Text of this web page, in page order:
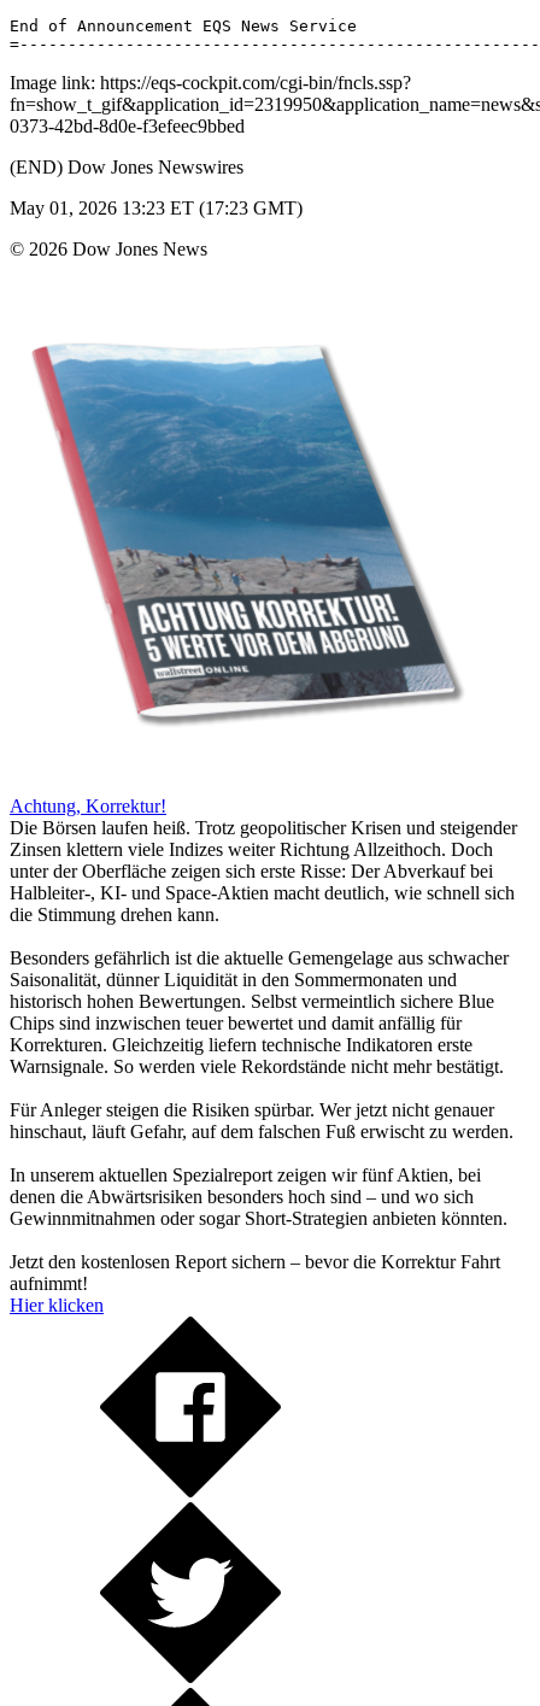
End of Announcement EQS News Service
Image link: https://eqs-cockpit.com/cgi-bin/fncls.ssp?
0373-42bd-8d0e-f3efeec9bbed
(END) Dow Jones Newswires
May 01, 2026 13:23 ET (17:23 GMT)
© 2026 Dow Jones News
Achtung, Korrektur!
Die Börsen laufen heiß. Trotz geopolitischer Krisen und steigender
Zinsen klettern viele Indizes weiter Richtung Allzeithoch. Doch
unter der Oberfläche zeigen sich erste Risse: Der Abverkauf bei
Halbleiter-, KI- und Space-Aktien macht deutlich, wie schnell sich
die Stimmung drehen kann.
Besonders gefährlich ist die aktuelle Gemengelage aus schwacher
Saisonalität, dünner Liquidität in den Sommermonaten und
historisch hohen Bewertungen. Selbst vermeintlich sichere Blue
Chips sind inzwischen teuer bewertet und damit anfällig für
Korrekturen. Gleichzeitig liefern technische Indikatoren erste
Warnsignale. So werden viele Rekordstände nicht mehr bestätigt.
Für Anleger steigen die Risiken spürbar. Wer jetzt nicht genauer
hinschaut, läuft Gefahr, auf dem falschen Fuß erwischt zu werden.
In unserem aktuellen Spezialreport zeigen wir fünf Aktien, bei
denen die Abwärtsrisiken besonders hoch sind – und wo sich
Gewinnmitnahmen oder sogar Short-Strategien anbieten könnten.
Jetzt den kostenlosen Report sichern – bevor die Korrektur Fahrt
aufnimmt!
Hier klicken